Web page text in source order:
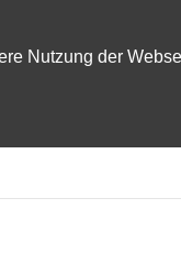
Nutzung der